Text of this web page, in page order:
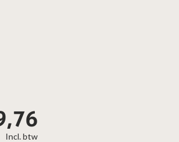
Incl. btw